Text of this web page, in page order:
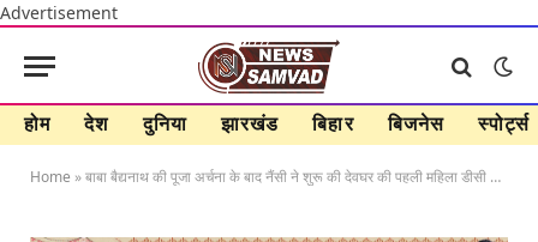
Advertisement
होम देश दुनिया झारखंड बिहार बिजनेस स्पोर्ट्स
Home »बाबा बैद्यनाथ की पूजा अर्चना के बाद नैंसी ने शुरू की देवघर की पहली महिला डीसी की पारी